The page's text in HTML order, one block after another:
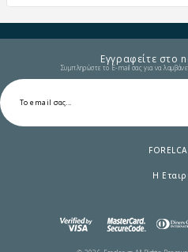
Εγγραφείτε στο
Συμπληρώστε το E-mail σας για να
Η